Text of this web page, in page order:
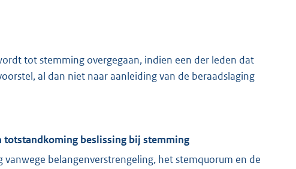
tot stemming overgegaan, indien een der leden dat
al dan niet naar aanleiding van de beraadslaging
totstandkoming beslissing bij stemming
belangenverstrengeling, het stemquorum en de